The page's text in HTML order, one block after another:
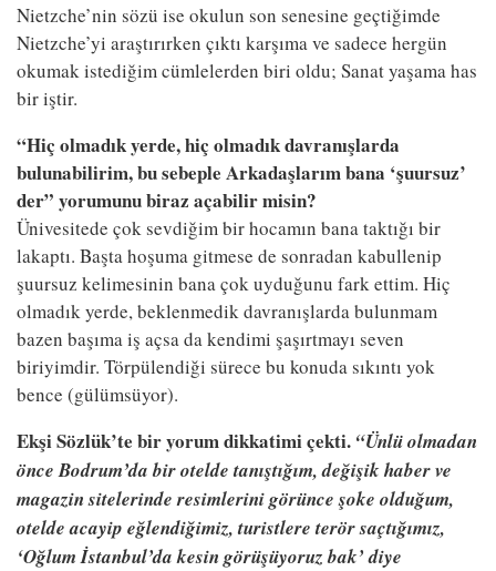
Nietzche’nin sözü ise okulun son senesine geçtiğimde
Nietzche’yi araştırırken çıktı karşıma ve sadece hergün
okumak istediğim cümlelerden biri oldu; Sanat yaşama has
bir iştir.
“Hiç olmadık yerde, hiç olmadık davranışlarda
bulunabilirim, bu sebeple Arkadaşlarım bana ‘şuursuz’
der” yorumunu biraz açabilir misin?
Ünivesitede çok sevdiğim bir hocamın bana taktığı bir
lakaptı. Başta hoşuma gitmese de sonradan kabullenip
şuursuz kelimesinin bana çok uyduğunu fark ettim. Hiç
olmadık yerde, beklenmedik davranışlarda bulunmam
bazen başıma iş açsa da kendimi şaşırtmayı seven
biriyimdir. Törpülendiği sürece bu konuda sıkıntı yok
bence (gülümsüyor).
Ekşi Sözlük’te bir yorum dikkatimi çekti. “Ünlü olmadan
önce Bodrum’da bir otelde tanıştığım, değişik haber ve
magazin sitelerinde resimlerini görünce şoke olduğum,
otelde acayip eğlendiğimiz, turistlere terör saçtığımız,
‘Oğlum İstanbul’da kesin görüşüyoruz bak’ diye